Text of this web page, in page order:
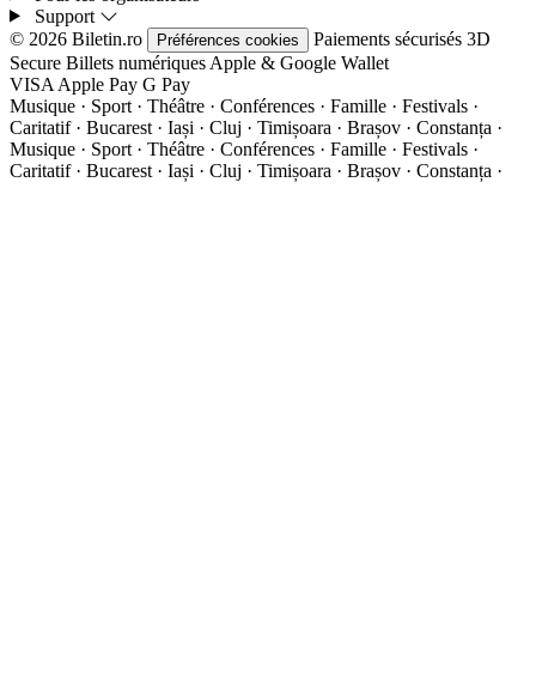
Support
© 2026 Biletin.ro
Préférences cookies Paiements sécurisés 3D
Secure Billets numériques Apple & Google Wallet
VISA Apple Pay G Pay
Musique · Sport · Théâtre · Conférences · Famille · Festivals ·
Caritatif · Bucarest · Iași · Cluj · Timișoara · Brașov · Constanța ·
Musique · Sport · Théâtre · Conférences · Famille · Festivals ·
Caritatif · Bucarest · Iași · Cluj · Timișoara · Brașov · Constanța ·